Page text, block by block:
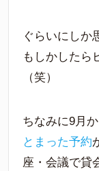
ぐらいにしか
もしかしたら
（笑）
ちなみに9月
とまった予約
座・会議で貸